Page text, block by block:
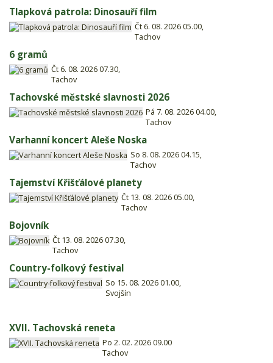
Tlapková patrola: Dinosauří film
Čt 6. 08. 2026 05.00,
Tachov
6 gramů
Čt 6. 08. 2026 07.30,
Tachov
Tachovské městské slavnosti 2026
Pá 7. 08. 2026 04.00,
Tachov
Varhanní koncert Aleše Noska
So 8. 08. 2026 04.15,
Tachov
Tajemství Křišťálové planety
Čt 13. 08. 2026 05.00,
Tachov
Bojovník
Čt 13. 08. 2026 07.30,
Tachov
Country-folkový festival
So 15. 08. 2026 01.00,
Svojšín
XVII. Tachovská reneta
Po 2. 02. 2026 09.00
Tachov